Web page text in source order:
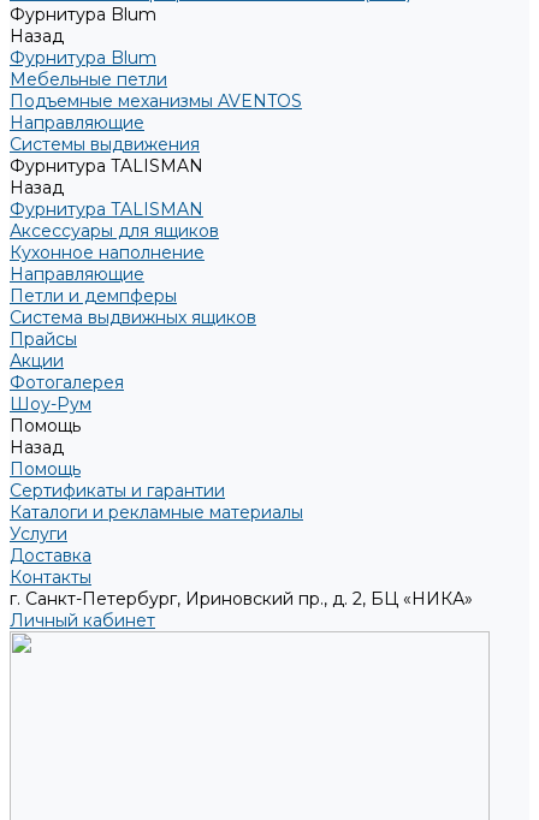
Фурнитура Blum
Назад
Фурнитура Blum
Мебельные петли
Подъемные механизмы AVENTOS
Направляющие
Системы выдвижения
Фурнитура TALISMAN
Назад
Фурнитура TALISMAN
Аксессуары для ящиков
Кухонное наполнение
Направляющие
Петли и демпферы
Система выдвижных ящиков
Прайсы
Акции
Фотогалерея
Шоу-Рум
Помощь
Назад
Помощь
Сертификаты и гарантии
Каталоги и рекламные материалы
Услуги
Доставка
Контакты
г. Санкт-Петербург, Ириновский пр., д. 2, БЦ «НИКА»
Личный кабинет